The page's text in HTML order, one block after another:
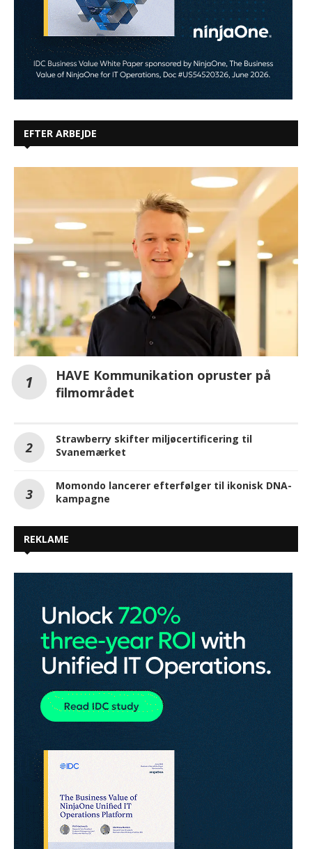
EFTER ARBEJDE
HAVE Kommunikation opruster på
filmområdet
Strawberry skifter miljøcertificering til
Svanemærket
Momondo lancerer efterfølger til ikonisk DNA-
kampagne
REKLAME